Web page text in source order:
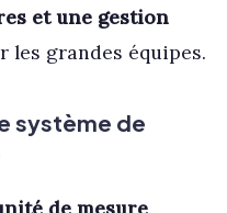
et une gestion
les grandes équipes.
système de
de mesure